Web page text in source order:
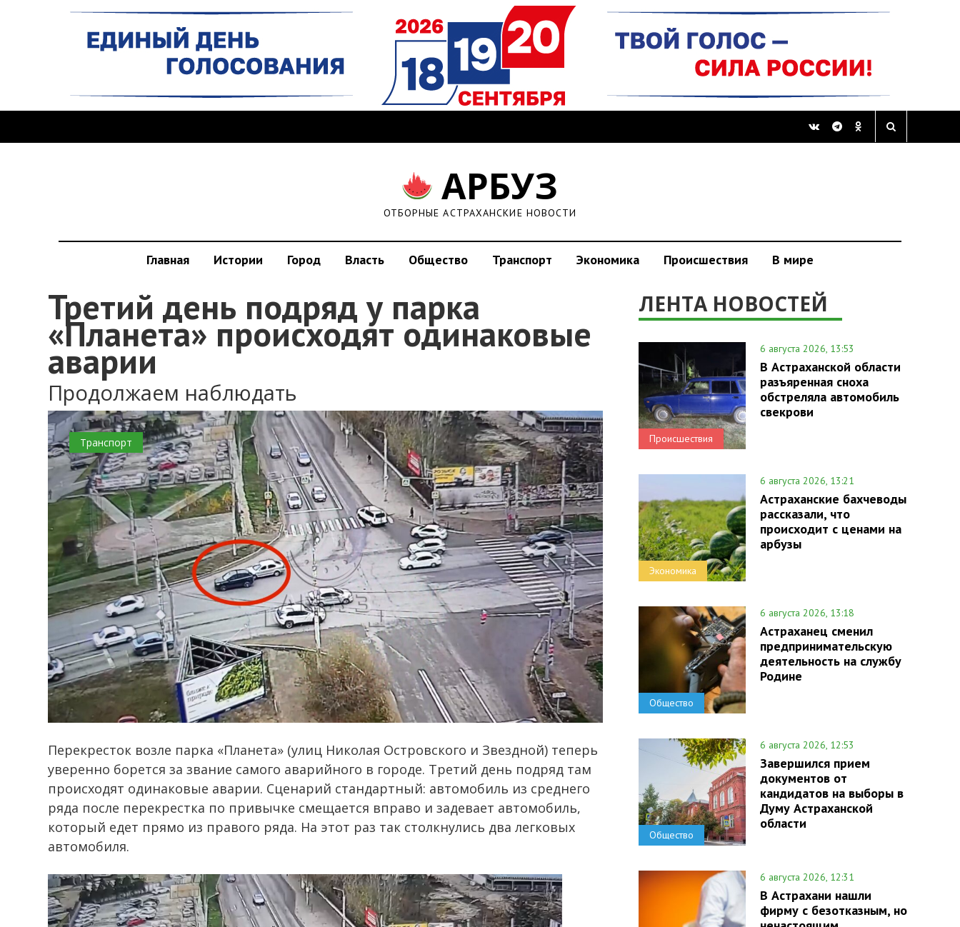
АРБУЗ
ОТБОРНЫЕ АСТРАХАНСКИЕ НОВОСТИ
Главная Истории Город Власть Общество Транспорт Экономика Происшествия В мире
Третий день подряд у парка
«Планета» происходят одинаковые
аварии
Продолжаем наблюдать
Транспорт
Перекресток возле парка «Планета» (улиц Николая Островского и Звездной) теперь
уверенно борется за звание самого аварийного в городе. Третий день подряд там
происходят одинаковые аварии. Сценарий стандартный: автомобиль из среднего
ряда после перекрестка по привычке смещается вправо и задевает автомобиль,
который едет прямо из правого ряда. На этот раз так столкнулись два легковых
автомобиля.
Видеоплеер
ЛЕНТА НОВОСТЕЙ
Происшествия
6 августа 2026, 13:53
В Астраханской области
разъяренная сноха
обстреляла автомобиль
свекрови
Экономика
6 августа 2026, 13:21
Астраханские бахчеводы
рассказали, что
происходит с ценами на
арбузы
Общество
6 августа 2026, 13:18
Астраханец сменил
предпринимательскую
деятельность на службу
Родине
Общество
6 августа 2026, 12:53
Завершился прием
документов от
кандидатов на выборы в
Думу Астраханской
области
6 августа 2026, 12:31
В Астрахани нашли
фирму с безотказным, но